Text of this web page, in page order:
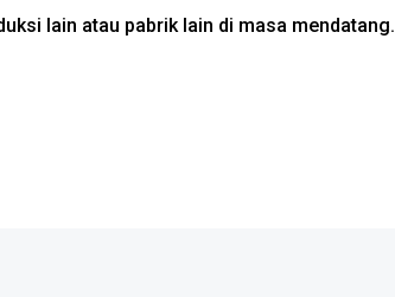
lain atau pabrik lain di masa mendatang.